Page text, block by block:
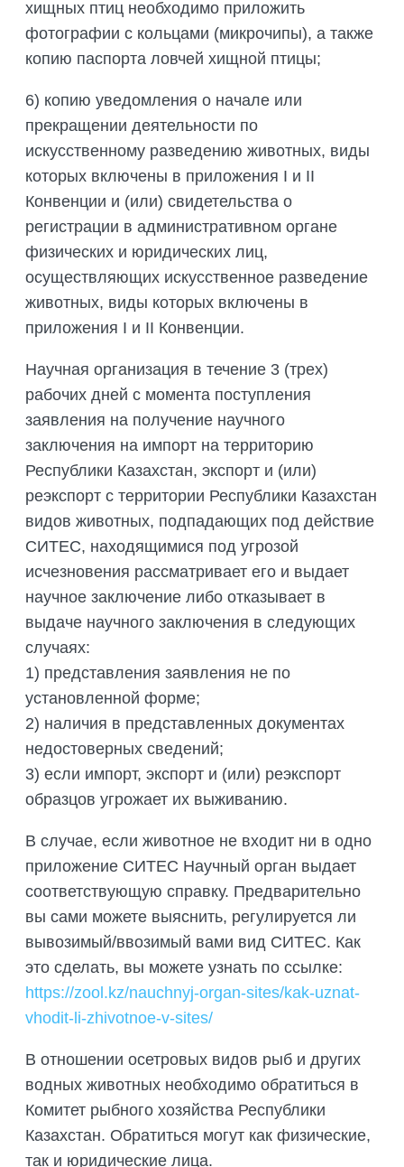
хищных птиц необходимо приложить
фотографии с кольцами (микрочипы), а также
копию паспорта ловчей хищной птицы;
6) копию уведомления о начале или
прекращении деятельности по
искусственному разведению животных, виды
которых включены в приложения I и II
Конвенции и (или) свидетельства о
регистрации в административном органе
физических и юридических лиц,
осуществляющих искусственное разведение
животных, виды которых включены в
приложения I и II Конвенции.
Научная организация в течение 3 (трех)
рабочих дней с момента поступления
заявления на получение научного
заключения на импорт на территорию
Республики Казахстан, экспорт и (или)
реэкспорт с территории Республики Казахстан
видов животных, подпадающих под действие
СИТЕС, находящимися под угрозой
исчезновения рассматривает его и выдает
научное заключение либо отказывает в
выдаче научного заключения в следующих
случаях:
1) представления заявления не по
установленной форме;
2) наличия в представленных документах
недостоверных сведений;
3) если импорт, экспорт и (или) реэкспорт
образцов угрожает их выживанию.
В случае, если животное не входит ни в одно
приложение СИТЕС Научный орган выдает
соответствующую справку. Предварительно
вы сами можете выяснить, регулируется ли
вывозимый/ввозимый вами вид СИТЕС. Как
это сделать, вы можете узнать по ссылке:
https://zool.kz/nauchnyj-organ-sites/kak-uznat-
vhodit-li-zhivotnoe-v-sites/
В отношении осетровых видов рыб и других
водных животных необходимо обратиться в
Комитет рыбного хозяйства Республики
Казахстан. Обратиться могут как физические,
так и юридические лица.